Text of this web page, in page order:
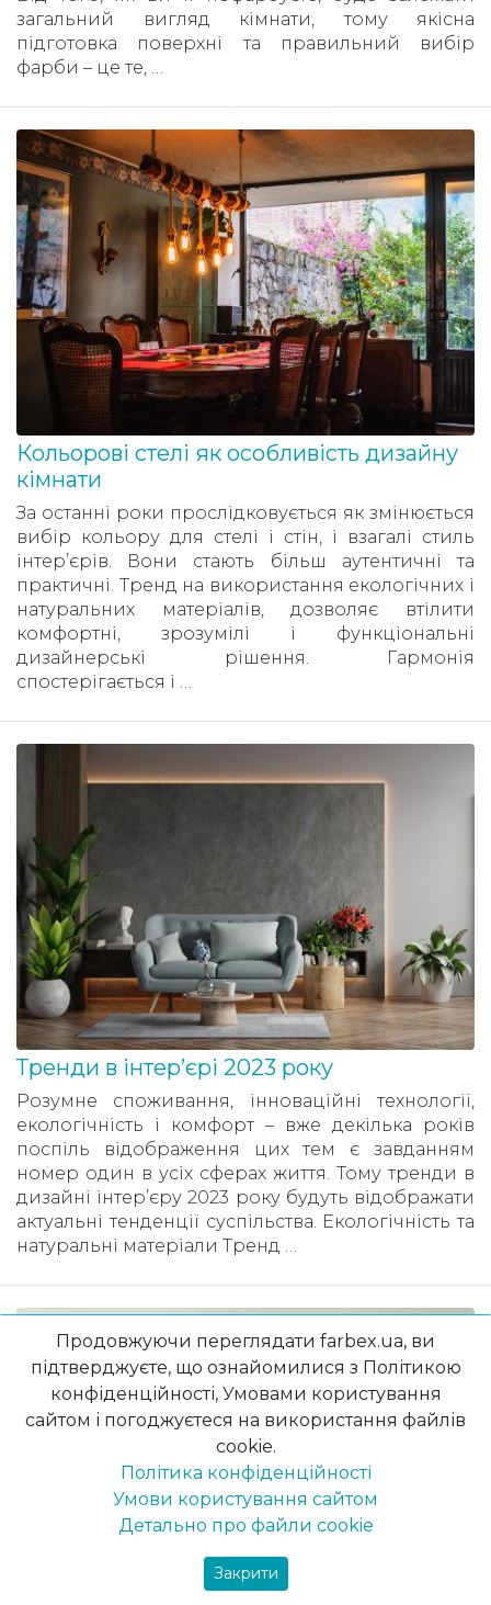
загальний вигляд кімнати, тому якісна
підготовка поверхні та правильний вибір
фарби – це те, …
Кольорові стелі як особливість дизайну
кімнати
За останні роки прослідковується як змінюється
вибір кольору для стелі і стін, і взагалі стиль
інтер’єрів. Вони стають більш аутентичні та
практичні. Тренд на використання екологічних і
натуральних матеріалів, дозволяє втілити
комфортні, зрозумілі і функціональні
дизайнерські рішення. Гармонія
спостерігається і …
Тренди в інтер’єрі 2023 року
Розумне споживання, інноваційні технології,
екологічність і комфорт – вже декілька років
поспіль відображення цих тем є завданням
номер один в усіх сферах життя. Тому тренди в
дизайні інтер’єру 2023 року будуть відображати
актуальні тенденції суспільства. Екологічність та
натуральні матеріали Тренд …
Продовжуючи переглядати farbex.ua, ви
підтверджуєте, що ознайомилися з Політикою
конфіденційності, Умовами користування
сайтом і погоджуєтеся на використання файлів
cookie.
Політика конфіденційності
Умови користування сайтом
Детально про файли cookie
Закрити